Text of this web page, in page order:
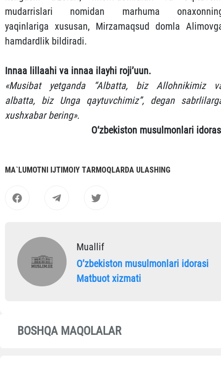
mudarrislari nomidan marhuma
yaqinlariga xususan, Mirzamaqsud domla
hamdardlik bildiradi.
Innaa lillaahi va innaa ilayhi roji’uun.
«Musibat yetganda “Albatta, biz Allohnikimiz
albatta, biz Unga qaytuvchimiz”, degan
xushxabar bering».
O‘zbekiston musulmonlari
MА`LUMOTNI IJTIMOIY TАRMOQLАRDА ULАSHING
Muallif
Oʼzbekiston musulmonlari idorasi
Matbuot xizmati
BOSHQA MAQOLALAR